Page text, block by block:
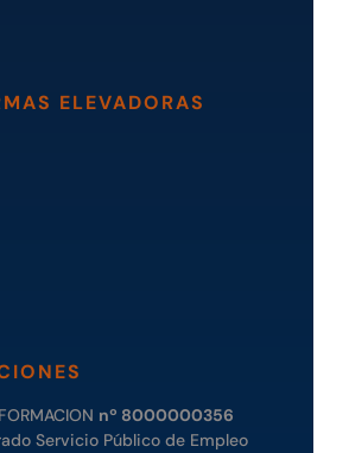
ELEVADORAS
nº 8000000356
Servicio Público de Empleo